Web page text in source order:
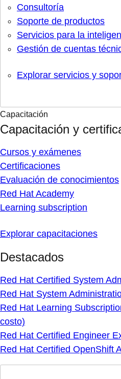
Consultoría
Soporte de productos
Servicios para la
Gestión de cuentas
Explorar servicios y
Capacitación
Capacitación y
Cursos y exámenes
Certificaciones
Evaluación de conocimientos
Red Hat Academy
Learning subscription
Explorar capacitaciones
Destacados
Red Hat Certified System
Red Hat System
Red Hat Learning
costo)
Red Hat Certified Engineer
Red Hat Certified OpenShift